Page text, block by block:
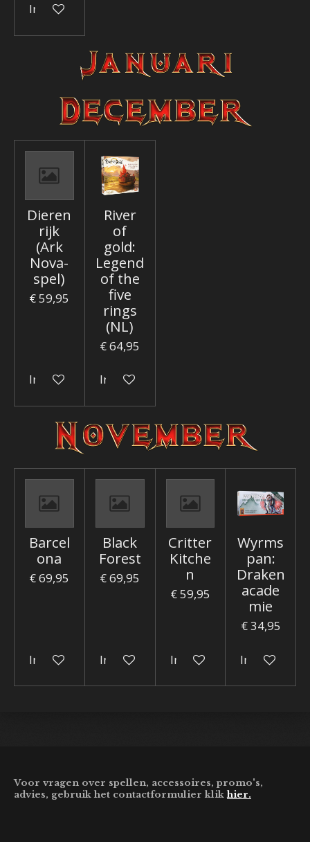
In winkelwagen
Dieren
rijk
(Ark
Nova-
spel)
€ 59,95
In winkelwagen
River
of
gold:
Legend
of the
five
rings
(NL)
€ 64,95
In winkelwagen
Barcel
ona
€ 69,95
In winkelwagen
Black
Forest
€ 69,95
In winkelwagen
Critter
Kitche
n
€ 59,95
In winkelwagen
Wyrms
pan:
Draken
acade
mie
€ 34,95
In
Voor vragen over spellen, accessoires, promo's,
advies, gebruik het contactformulier klikhier.